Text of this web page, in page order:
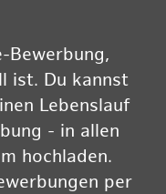
Bewerbung,
ist. Du kannst
Lebenslauf
- in allen
hochladen.
per